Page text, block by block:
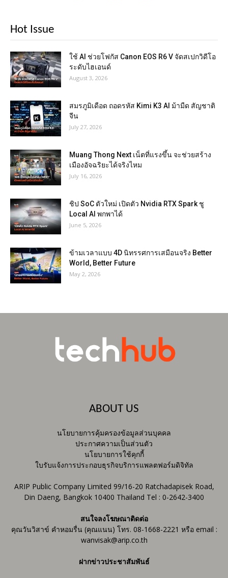
Hot Issue
ใช้ AI ช่วยโฟกัส Canon EOS R6 V จัดสเปกวิดีโอ
ระดับไฮเอนด์
August 3, 2026
สมรภูมิเดือด ถอดรหัส Kimi K3 AI ม้ามืด สัญชาติ
จีน
July 27, 2026
Muang Thong Next เน็ตที่แรงขึ้น จะช่วยสร้าง
เมืองอัจฉริยะได้จริงไหม
July 16, 2026
ชิป SoC ตัวใหม่ เปิดตัว Nvidia RTX Spark ชู
Local AI พกพาได้
June 5, 2026
ข้ามเวลาแบบ 4D นิทรรศการเสมือนจริง Better
World, Better Future
May 2, 2026
ABOUT US
นโยบายการคุ้มครองข้อมูลส่วนบุคคล
ประกาศความเป็นส่วนตัว
นโยบายการใช้คุกกี้
ใบรับแจ้งการประกอบธุรกิจบริการแพลตฟอร์มดิจิทัล
ARIP Public Company Limited 99/16-20 Ratchadapisek Road,
Din Daeng, Bangkok 10400 Thailand Tel : 0-2642-3400
สนใจลงโฆษณาติดต่อ
คุณวันวิสาข์ คำหอมรื่น (คุณแนน) โทร. 08-1668-2221 หรือ email :
wanvisak@arip.co.th
ฝากข่าวประชาสัมพันธ์